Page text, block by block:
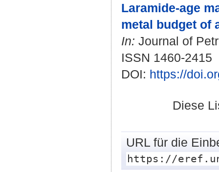
Laramide-age
metal budget of
In: Journal of
ISSN 1460-2415
DOI: https://
Diese
URL für die
https://